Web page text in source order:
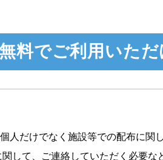
料でご利用いただ
人だけでなく施設等での配布に関
して、ご連絡していただく必要な